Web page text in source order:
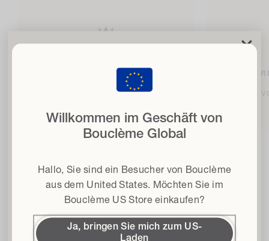
BIOLOGISCHE ALOE VERA
Reinigend und pflegend Schützt
Inhaltsstoffe
Willkommen im Geschäft von
Bouclème Global
Hallo, Sie sind ein Besucher von Bouclème
aus dem United States. Möchten Sie im
Bouclème US Store einkaufen?
Ja, bringen Sie mich zum US-
Laden
mit 15% Rabatt
wenn Sie sich für unseren Newsletter anmelden
Bedingungen und Konditionen
Ich erkläre mich mit den Allgemeinen
Geschäftsbedingungen* einverstanden.